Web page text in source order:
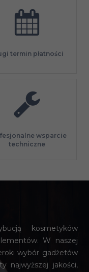
termin płatności
wsparcie
techniczne
kosmetyków
W naszej
wybór gadżetów
najwyższej jakości,